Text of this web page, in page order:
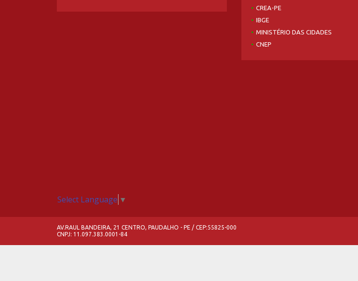
CREA-PE
IBGE
MINISTÉRIO DAS CIDADES
CNEP
Select Language ▼
AV.RAUL BANDEIRA, 21 CENTRO, PAUDALHO - PE / CEP:55825-000
CNPJ: 11.097.383.0001-84